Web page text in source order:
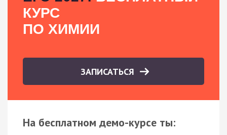
КУРС
ПО ХИМИИ
ЗАПИСАТЬСЯ
На бесплатном демо-курсе ты: